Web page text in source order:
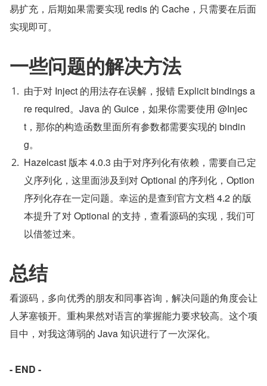
易扩充，后期如果需要实现 redis 的 Cache，只需要在后面
实现即可。
一些问题的解决方法
由于对 Inject 的用法存在误解，报错 Explicit bindings a
re required。Java 的 Guice，如果你需要使用 @Injec
t，那你的构造函数里面所有参数都需要实现的 bindin
g。
Hazelcast 版本 4.0.3 由于对序列化有依赖，需要自己定
义序列化，这里面涉及到对 Optional 的序列化，Option
序列化存在一定问题。幸运的是查到官方文档 4.2 的版
本提升了对 Optional 的支持，查看源码的实现，我们可
以借签过来。
总结
看源码，多向优秀的朋友和同事咨询，解决问题的角度会让
人茅塞顿开。重构果然对语言的掌握能力要求较高。这个项
目中，对我这薄弱的 Java 知识进行了一次深化。
- END -